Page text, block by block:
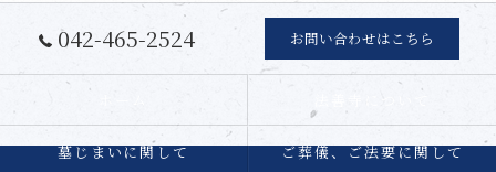
042-465-2524 お問い合わせはこちら
墓じまいに関して ご葬儀、ご法要に関して